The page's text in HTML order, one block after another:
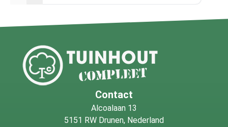
Contact
Alcoalaan 13
5151 RW Drunen, Nederland